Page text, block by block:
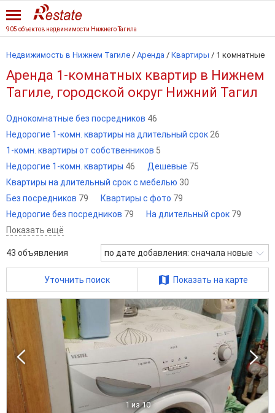
905 объектов недвижимости Нижнего Тагила
Недвижимость в Нижнем Тагиле / Аренда / Квартиры / 1 комнатные
Аренда 1-комнатных квартир в Нижнем
Тагиле, городской округ Нижний Тагил
Однокомнатные без посредников 46
Недорогие 1-комн. квартиры на длительный срок 26
1-комн. квартиры от собственников 5
Недорогие 1-комн. квартиры 46 Дешевые 75
Квартиры на длительный срок с мебелью 30
Без посредников 79 Квартиры с фото 79
Недорогие без посредников 79 На длительный срок 79
Показать ещё
43 объявления по дате добавления: сначала новые
Уточнить поиск Показать на карте
1 из 10